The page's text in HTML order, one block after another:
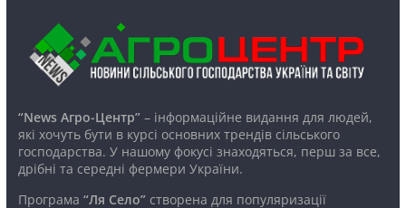
“News Агро-Центр”– інформаційне видання для людей,
які хочуть бути в курсі основних трендів сільського
господарства. У нашому фокусі знаходяться, перш за все,
дрібні та середні фермери України.
Програма “Ля Село”створена для популяризації